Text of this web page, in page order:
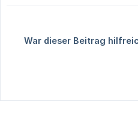
War dieser Beitrag